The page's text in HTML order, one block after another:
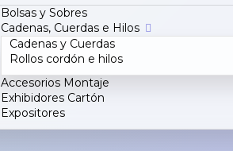
Bolsas y Sobres
Cadenas, Cuerdas e Hilos
Cadenas y Cuerdas
Rollos cordón e hilos
Accesorios Montaje
Exhibidores Cartón
Expositores